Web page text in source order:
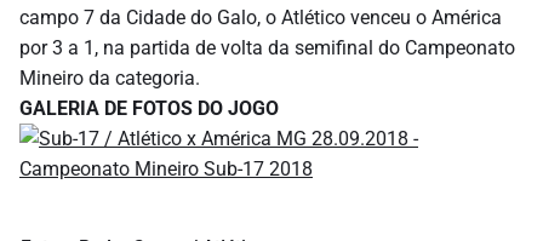
campo 7 da Cidade do Galo, o Atlético venceu o América
por 3 a 1, na partida de volta da semifinal do Campeonato
Mineiro da categoria.
GALERIA DE FOTOS DO JOGO